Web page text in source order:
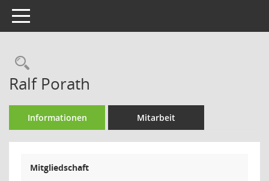
Toggle navigation
Rechercheauswahl
Ralf Porath
Informationen Mitarbeit
Mitgliedschaft